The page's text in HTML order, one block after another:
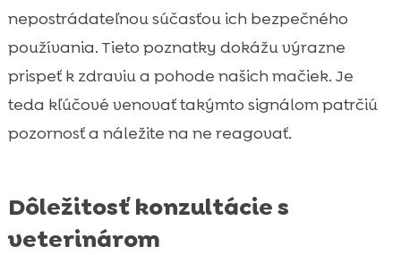
nepostrádateľnou súčasťou ich bezpečného
používania. Tieto poznatky dokážu výrazne
prispeť k zdraviu a pohode našich mačiek. Je
teda kľúčové venovať takýmto signálom patrčiú
pozornosť a náležite na ne reagovať.
Dôležitosť konzultácie s
veterinárom